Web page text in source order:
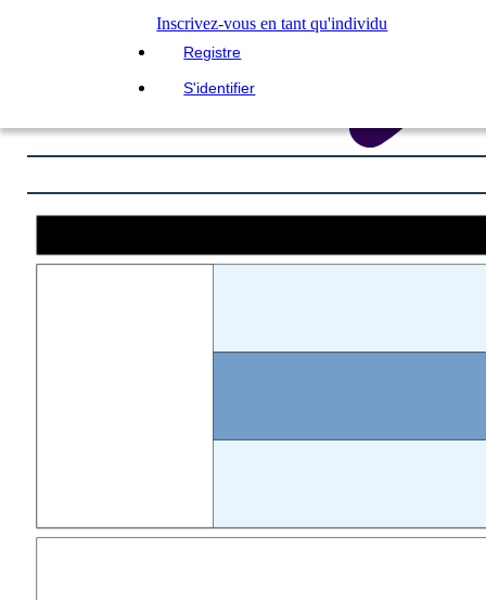
Inscrivez-vous en tant qu'individu
Registre
S'identifier